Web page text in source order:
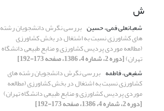
ش
شعبانعلی فمی، حسین بررسی نگرش دانشجویان رشته
های کشاورزی نسبت به اشتغال در بخش کشاورزی
(مطالعه موردی پردیس کشاورزی و منابع طبیعی دانشگاه
تهران)[دوره 2، شماره 4، 1386، صفحه 173-192]
شفیعی، فاطمه بررسی نگرش دانشجویان رشته های
کشاورزی نسبت به اشتغال در بخش کشاورزی (مطالعه
موردی پردیس کشاورزی و منابع طبیعی دانشگاه تهران)
[دوره 2، شماره 4، 1386، صفحه 173-192]